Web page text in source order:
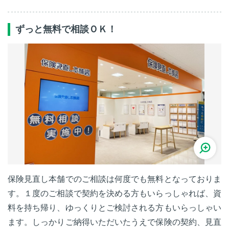
ずっと無料で相談ＯＫ！
保険見直し本舗でのご相談は何度でも無料となっておりま
す。１度のご相談で契約を決める方もいらっしゃれば、資
料を持ち帰り、ゆっくりとご検討される方もいらっしゃい
ます。しっかりご納得いただいたうえで保険の契約、見直